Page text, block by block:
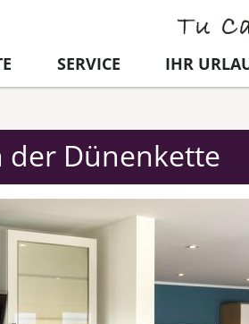
SERVICE IHR
der Dünenkette